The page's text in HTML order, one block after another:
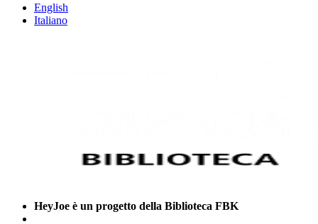
English
Italiano
HeyJoe è un progetto della Biblioteca FBK